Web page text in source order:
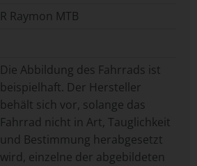
R Raymon MTB
Die Abbildung des Fahrrads ist
beispielhaft. Der Hersteller
behält sich vor, solange das
Fahrrad nicht in Art, Tauglichkeit
und Bestimmung herabgesetzt
wird, einzelne der abgebildeten